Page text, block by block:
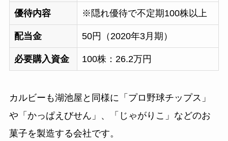
優待内容 ※隠れ優待で不定期100株以上
配当金 50円（2020年3月期）
必要購入資金 100株：26.2万円
カルビーも湖池屋と同様に「プロ野球チップス」
や「かっぱえびせん」、「じゃがりこ」などのお
菓子を製造する会社です。